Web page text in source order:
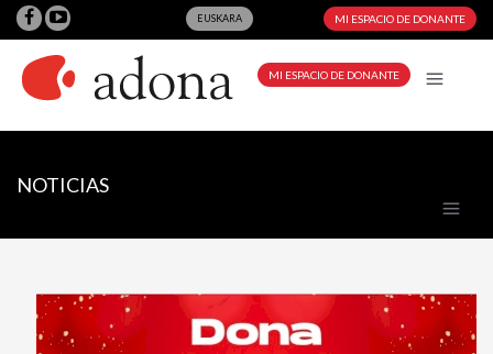
EUSKARA MI ESPACIO DE DONANTE
MI ESPACIO DE DONANTE
NOTICIAS